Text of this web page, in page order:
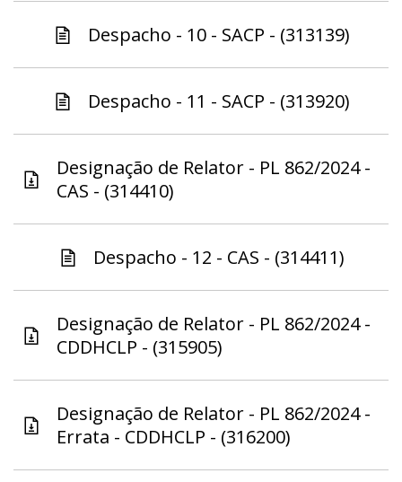
Despacho - 10 - SACP - (313139)
Despacho - 11 - SACP - (313920)
Designação de Relator - PL 862/2024 -
CAS - (314410)
Despacho - 12 - CAS - (314411)
Designação de Relator - PL 862/2024 -
CDDHCLP - (315905)
Designação de Relator - PL 862/2024 -
Errata - CDDHCLP - (316200)